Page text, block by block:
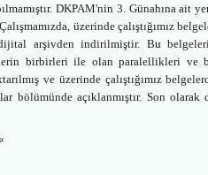
DKPAM'nin 3. Günahına ait
üzerinde çalıştığımız
arşivden indirilmiştir. Bu
birbirleri ile olan paralellikleri ve
ve üzerinde çalıştığımız
bölümünde açıklanmıştır. Son olarak